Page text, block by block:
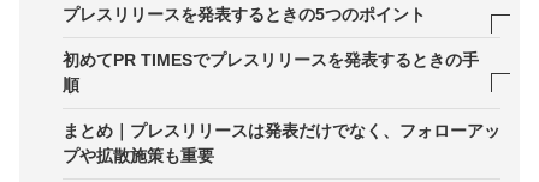
2．自社メディア・ブログで公開する
3．メディアリストを使って個別送付する
STEP1．目的と対象者を明確にする
STEP2．プレスリリースの内容を整理・企画する
STEP4．配信方法・タイミングを決める
プレスリリースを発表するときの5つのポイント
ポイント1．メディアフックを意識する
つける
初めてPR TIMESでプレスリリースを発表するときの手
順
STEP1．PR TIMESに企業本登録・配信プランを選
ぶ
まとめ｜プレスリリースは発表だけでなく、フォローアッ
プや拡散施策も重要